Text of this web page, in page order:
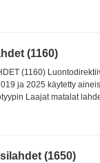
(1160)
(1160)
ja 2025 käytetty
Laajat matalat
(1650)